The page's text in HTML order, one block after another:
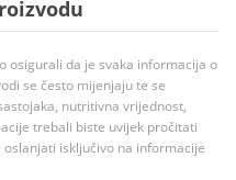
osigurali da je svaka informacija o
se često mijenjaju te se
nutritivna vrijednost,
trebali biste uvijek pročitati
isključivo na informacije